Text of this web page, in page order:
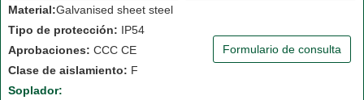
Formulario de consulta
Material:Galvanised sheet steel
Tipo de protección: IP54
Aprobaciones: CCC CE
Clase de aislamiento: F
Soplador: